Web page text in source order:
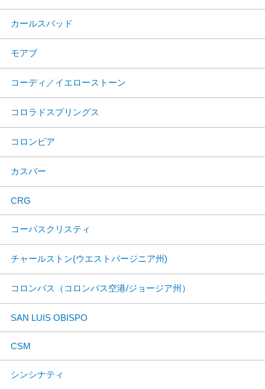
カールスバッド
モアブ
コーディ／イエローストーン
コロラドスプリングス
コロンビア
カスパー
CRG
コーパスクリスティ
チャールストン(ウエストバージニア州)
コロンバス（コロンバス空港/ジョージア州）
SAN LUIS OBISPO
CSM
シンシナティ